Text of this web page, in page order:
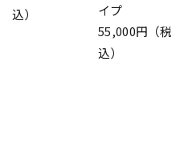
込）
イプ
55,000円（税
込）